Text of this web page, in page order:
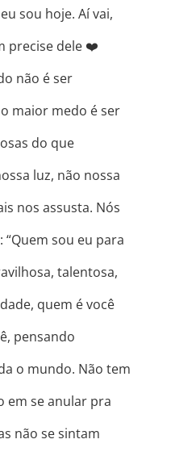
sou hoje. Aí vai,
precise dele ❤️
não é ser
maior medo é ser
do que
luz, não nossa
nos assusta. Nós
sou eu para
talentosa,
quem é você
pensando
o mundo. Não tem
em se anular pra
não se sintam